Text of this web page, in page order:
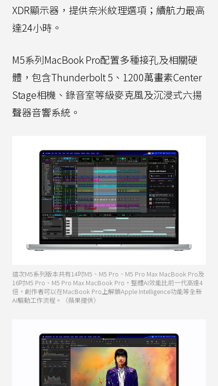
XDR顯示器，提供奈米紋理選項；續航力最高
達24小時。
M5系列MacBook Pro配置多種接孔及相關硬
體，包含Thunderbolt 5、1200萬畫素Center
Stage相機、錄音室等級麥克風及沉浸式六揚
聲器音響系統。
這次M5系列版本共有14吋M5、M5 Pro、M5 Pro Max MacBook Pro及
16吋M5 Pro、M5 Pro Max MacBook Pro，整體AI效能比前一代高達4
倍，創作者可以在MacBook Pro上解鎖Apple Intelligence功能等全新
AI驅動工作流程。（蘋果提供）